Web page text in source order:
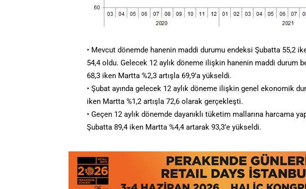
• Mevcut dönemde hanenin maddi durumu endeksi Şubatta 55,2
54,4 oldu. Gelecek 12 aylık döneme ilişkin hanenin maddi durum
68,3 iken Martta %2,3 artışla 69,9’a yükseldi.
• Şubat ayında gelecek 12 aylık döneme ilişkin genel ekonomik
iken Martta %1,2 artışla 72,6 olarak gerçekleşti.
• Geçen 12 aylık dönemde dayanıklı tüketim mallarına harcama
Şubatta 89,4 iken Martta %4,4 artarak 93,3’e yükseldi.